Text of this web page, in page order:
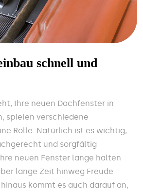
schnell und
Ihre neuen Dachfenster in
spielen verschiedene
Rolle. Natürlich ist es wichtig,
und sorgfältig
neuen Fenster lange halten
lange Zeit hinweg Freude
kommt es auch darauf an,